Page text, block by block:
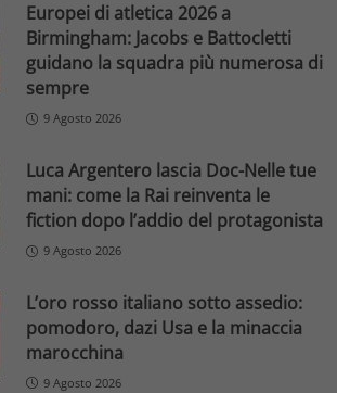
Europei di atletica 2026 a
Birmingham: Jacobs e Battocletti
guidano la squadra più numerosa di
sempre
9 Agosto 2026
Luca Argentero lascia Doc-Nelle tue
mani: come la Rai reinventa le
fiction dopo l’addio del protagonista
9 Agosto 2026
L’oro rosso italiano sotto assedio:
pomodoro, dazi Usa e la minaccia
marocchina
9 Agosto 2026